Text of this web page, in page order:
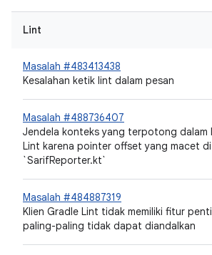
Lint
Masalah #483413438
Kesalahan ketik lint dalam pesan
Masalah #488736407
Jendela konteks yang terpotong dalam
Lint karena pointer offset yang macet di
`SarifReporter.kt`
Masalah #484887319
Klien Gradle Lint tidak memiliki fitur
paling-paling tidak dapat diandalkan